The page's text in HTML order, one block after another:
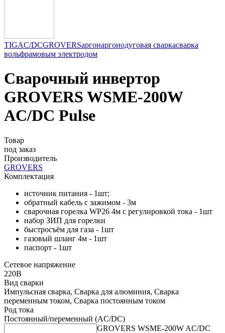
TIGAC/DCGROVERSаргонаргонодуговая сваркасварка
вольфрамовым электродом
Сварочный инвертор
GROVERS WSME-200W
AC/DC Pulse
Товар
под заказ
Производитель
GROVERS
Комплектация
источник питания - 1шт;
обратный кабель с зажимом - 3м
сварочная горелка WP26 4м с регулировкой тока - 1шт
набор ЗИП для горелки
быстросъём для газа - 1шт
газовый шланг 4м - 1шт
паспорт - 1шт
Сетевое напряжение
220В
Вид сварки
Импульсная сварка, Сварка для алюминия, Сварка
переменным током, Сварка постоянным током
Род тока
Постоянный/переменный (AC/DC)
GROVERS WSME-200W AC/DC